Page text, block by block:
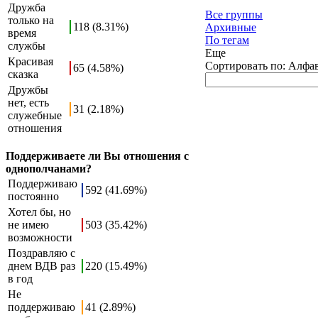
Дружба
только на
время
службы
118 (8.31%)
Красивая
сказка
65 (4.58%)
Дружбы
нет, есть
служебные
отношения
31 (2.18%)
Поддерживаете ли Вы отношения с
однополчанами?
Поддерживаю
постоянно
592 (41.69%)
Хотел бы, но
не имею
возможности
503 (35.42%)
Поздравляю с
днем ВДВ раз
в год
220 (15.49%)
Не
поддерживаю
41 (2.89%)
Все группы
Архивные
По тегам
Еще
Сортировать по: